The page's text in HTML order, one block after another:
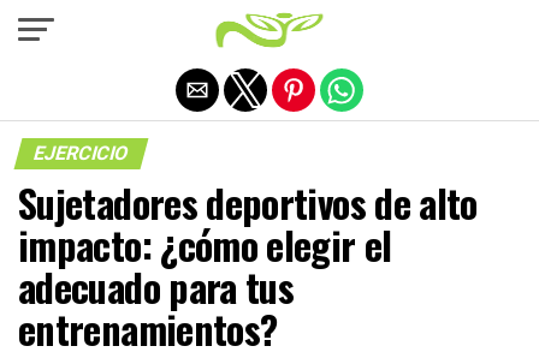
EJERCICIO
Sujetadores deportivos de alto
impacto: ¿cómo elegir el
adecuado para tus
entrenamientos?
Salir de la versión móvil